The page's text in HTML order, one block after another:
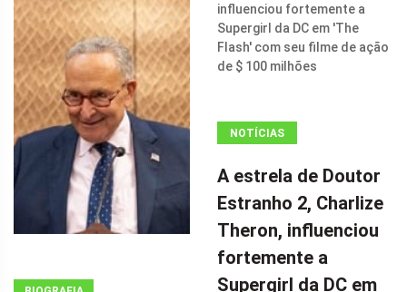
NOTÍCIAS
(ADSBYGOOGLE
=
WINDOW.ADSBYGOOGLE
|| []).PUSH({});
A ESTRELA DE
A estrela de Doutor
Estranho 2, Charlize
Theron, influenciou
fortemente a
Supergirl da DC em